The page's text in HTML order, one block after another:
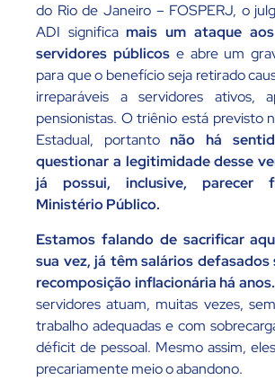
do Rio de Janeiro – FOSPERJ, o
ADI significa mais um ataque
servidores públicose abre um
para que o benefício seja retirado
irreparáveis a servidores ativos,
pensionistas. O triênio está previsto
Estadual, portanto não há
questionar a legitimidade desse
já possui, inclusive, parecer
Ministério Público.
Estamos falando de sacrificar
sua vez, já têm salários defasados
recomposição inflacionária há anos.
servidores atuam, muitas vezes,
trabalho adequadas e com
déficit de pessoal. Mesmo assim,
precariamente meio o abandono.